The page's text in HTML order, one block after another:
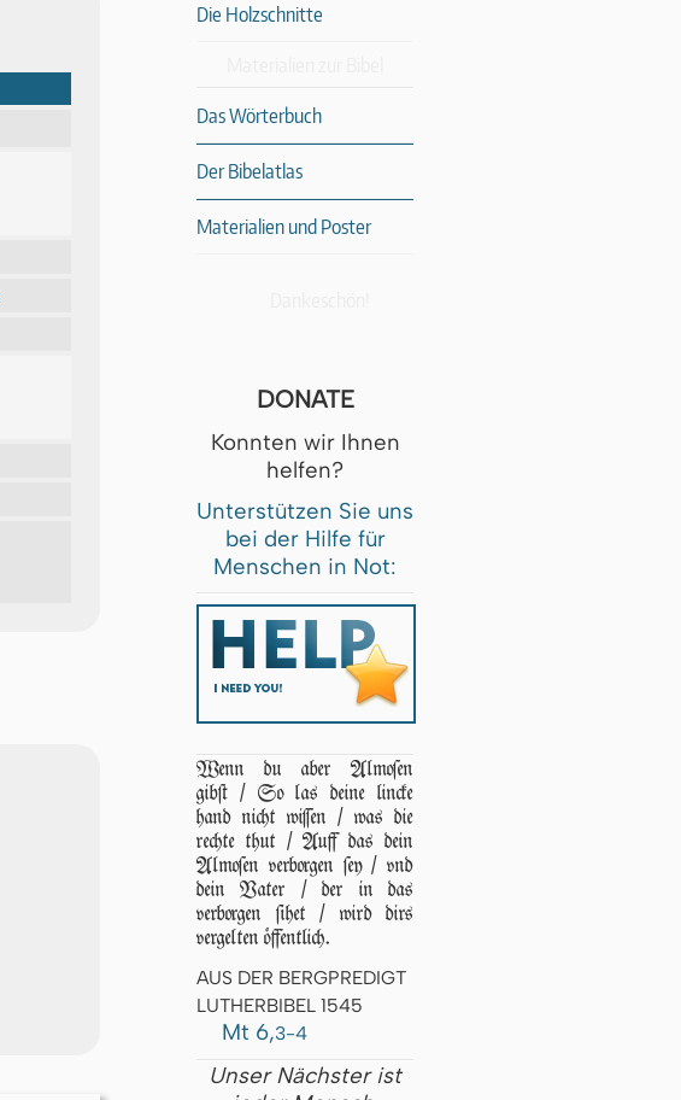
Die Holzschnitte
Das Wörterbuch
Der Bibelatlas
Materialien und Poster
DONATE
Konnten wir Ihnen
helfen?
Unterstützen Sie uns
bei der Hilfe für
Menschen in Not:
Wenn du aber Almoſen
gibſt / So las deine lincke
hand nicht wiſſen / was die
rechte thut / Auff das dein
Almoſen verborgen ſey / vnd
dein Vater / der in das
verborgen ſihet / wird dirs
vergelten öffentlich.
AUS DER BERGPREDIGT
LUTHERBIBEL 1545
Mt 6,3-4
Unser Nächster ist